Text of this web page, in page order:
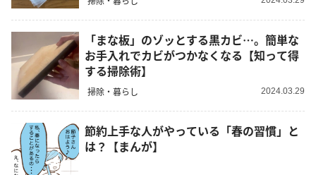
「まな板」のゾッとする黒カビ…。簡単な
お手入れでカビがつかなくなる【知って得
する掃除術】
掃除・暮らし 2024.03.29
節約上手な人がやっている「春の習慣」と
は？【まんが】